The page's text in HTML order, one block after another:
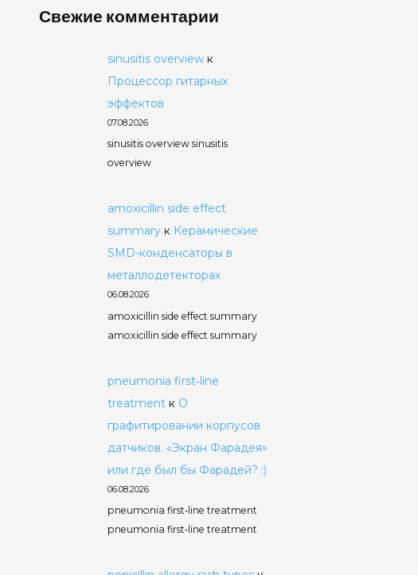
Свежие комментарии
sinusitis overviewк
Процессор гитарных
эффектов
07.08.2026
sinusitis overview sinusitis
overview
amoxicillin side effect
summaryк Керамические
SMD-конденсаторы в
металлодетекторах
06.08.2026
amoxicillin side effect summary
amoxicillin side effect summary
pneumonia first‑line
treatmentк О
графитировании корпусов
датчиков. «Экран Фарадея»
или где был бы Фарадей? :)
06.08.2026
pneumonia first‑line treatment
pneumonia first‑line treatment